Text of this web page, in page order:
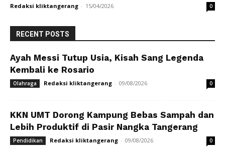
Redaksi kliktangerang - 15/04/2026 0
RECENT POSTS
Ayah Messi Tutup Usia, Kisah Sang Legenda
Kembali ke Rosario
Olahraga Redaksi kliktangerang - 09/08/2026 0
KKN UMT Dorong Kampung Bebas Sampah dan
Lebih Produktif di Pasir Nangka Tangerang
Pendidikan Redaksi kliktangerang - 09/08/2026 0